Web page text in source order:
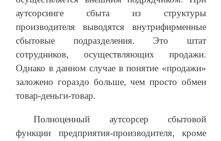
аутсорсинге сбыта из структуры
производителя выводятся внутрифирменные
сбытовые подразделения. Это штат
сотрудников, осуществляющих продажи.
Однако в данном случае в понятие «продажи»
заложено гораздо больше, чем просто обмен
товар-деньги-товар.
Полноценный аутсорсер сбытовой
функции предприятия-производителя, кроме